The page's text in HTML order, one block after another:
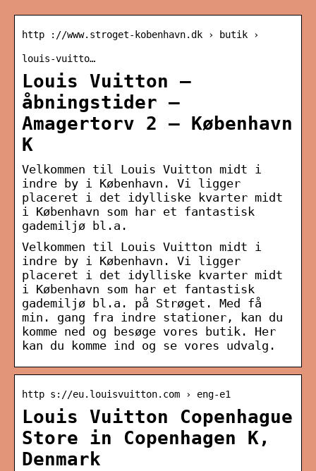
http ://www.stroget-kobenhavn.dk › butik ›
louis-vuitto…
Louis Vuitton –
åbningstider –
Amagertorv 2 – København
K
Velkommen til Louis Vuitton midt i
indre by i København. Vi ligger
placeret i det idylliske kvarter midt
i København som har et fantastisk
gademiljø bl.a.
Velkommen til Louis Vuitton midt i
indre by i København. Vi ligger
placeret i det idylliske kvarter midt
i København som har et fantastisk
gademiljø bl.a. på Strøget. Med få
min. gang fra indre stationer, kan du
komme ned og besøge vores butik. Her
kan du komme ind og se vores udvalg.
http s://eu.louisvuitton.com › eng-e1
Louis Vuitton Copenhague
Store in Copenhagen K,
Denmark